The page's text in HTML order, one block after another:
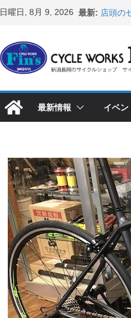
日曜日, 8月 9, 2026 最新: 店頭の
ス カ
8月1・
峰ヘル
など（
【 重
入荷し
最新情報 イベン